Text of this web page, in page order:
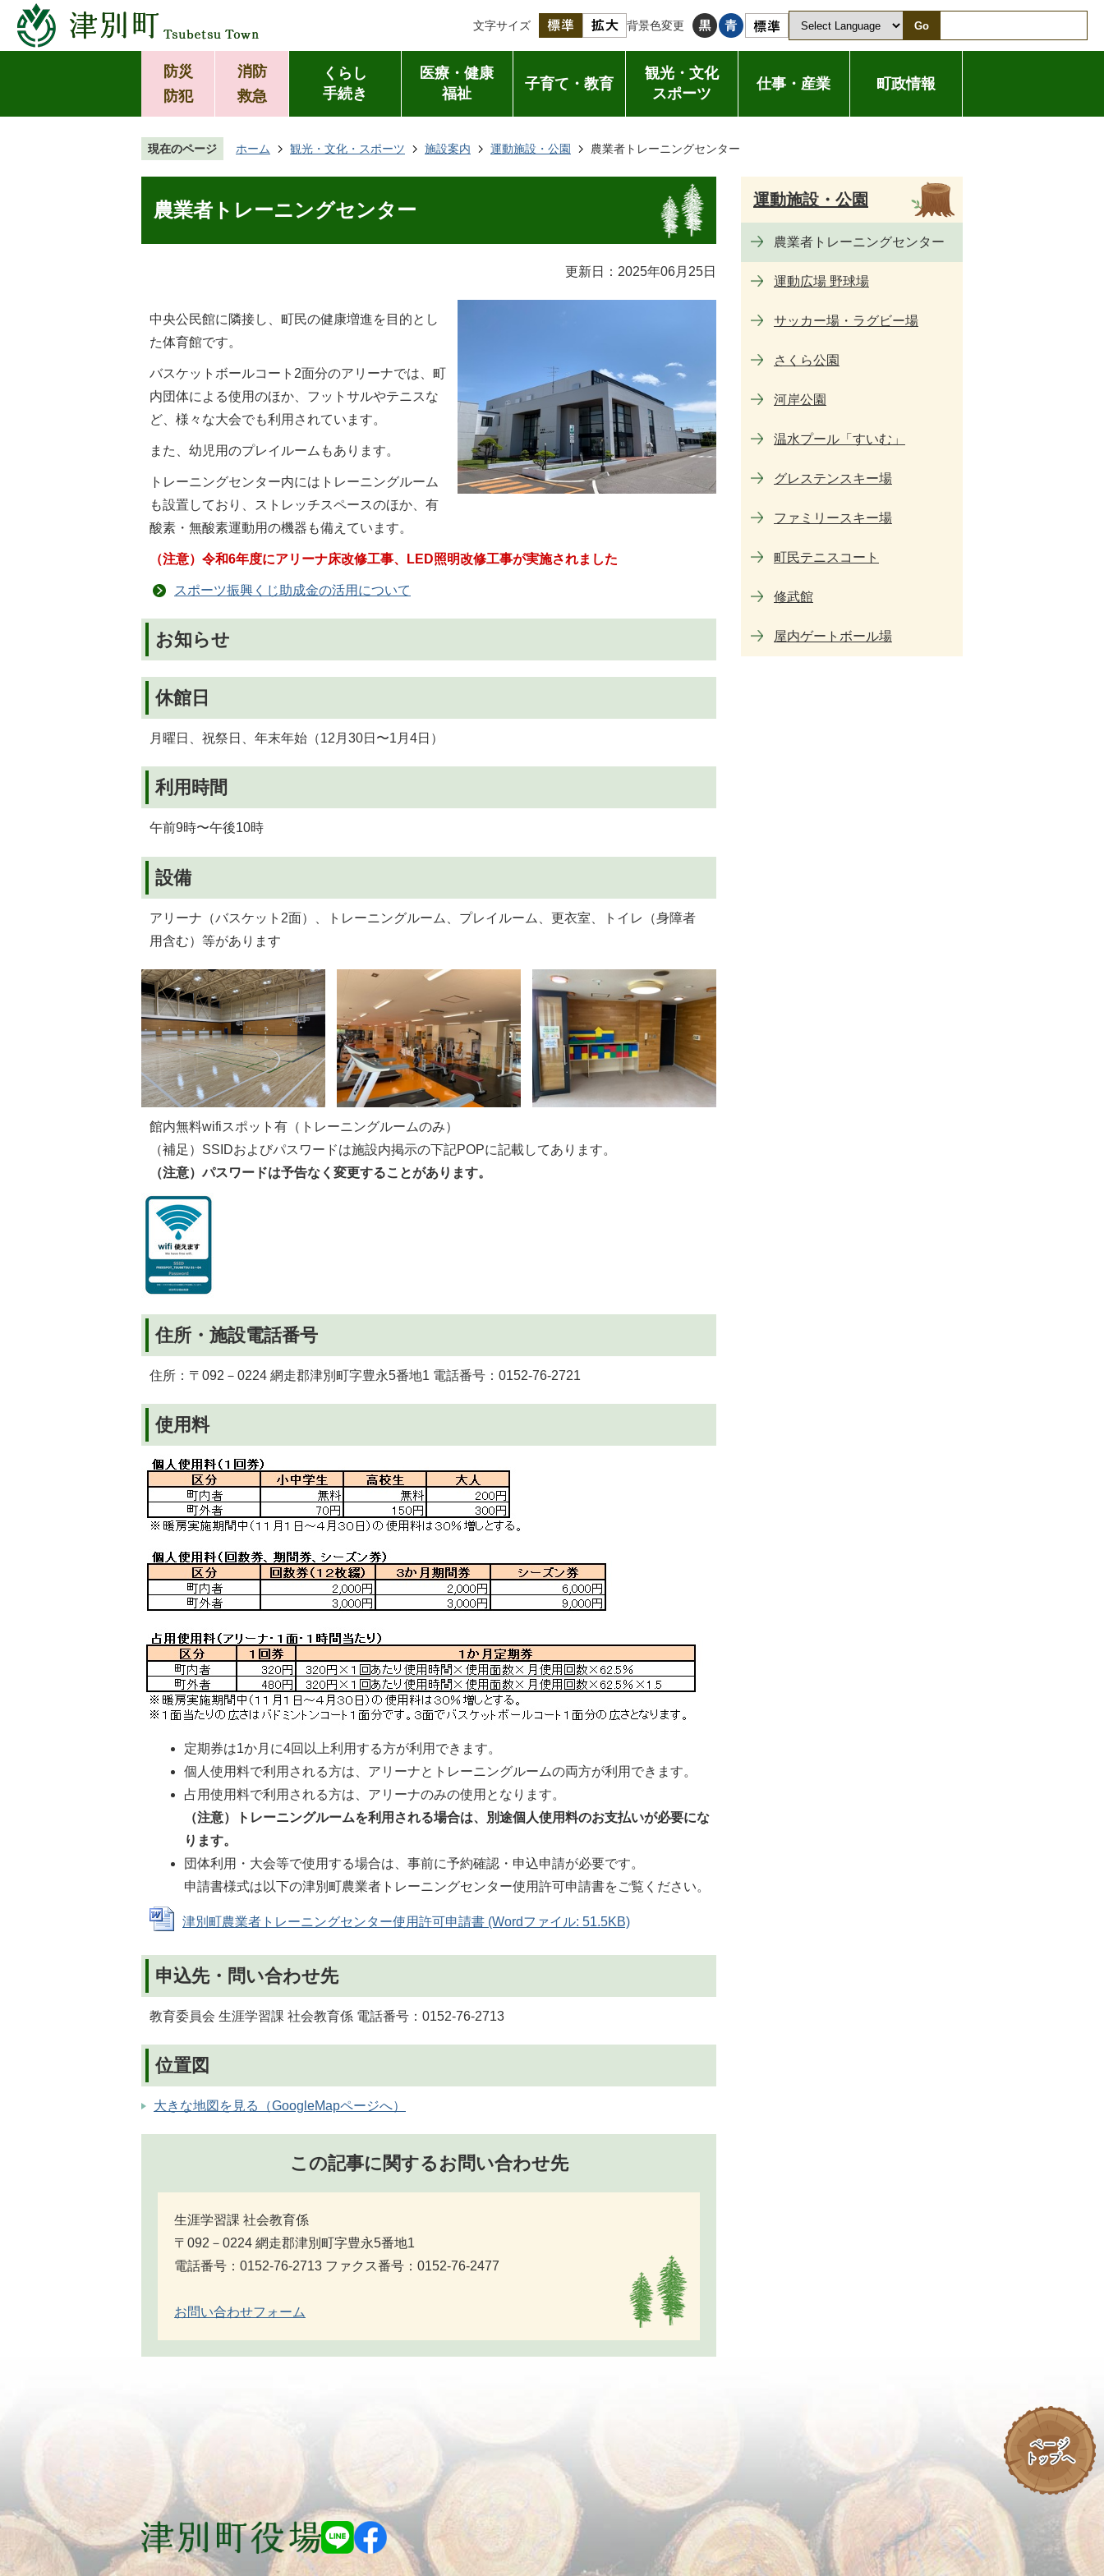
文字サイズ 背景色変更 Go
防災
防犯
消防
救急
くらし
手続き
医療・健康
福祉
子育て・教育
観光・文化
スポーツ
仕事・産業 町政情報
現在のページ ホーム 観光・文化・スポーツ 施設案内 運動施設・公園 農業者トレーニングセンター
農業者トレーニングセンター
更新日：2025年06月25日
中央公民館に隣接し、町民の健康増進を目的とし
た体育館です。
バスケットボールコート2面分のアリーナでは、町
内団体による使用のほか、フットサルやテニスな
ど、様々な大会でも利用されています。
また、幼児用のプレイルームもあります。
トレーニングセンター内にはトレーニングルーム
も設置しており、ストレッチスペースのほか、有
酸素・無酸素運動用の機器も備えています。
（注意）令和6年度にアリーナ床改修工事、LED照明改修工事が実施されました
スポーツ振興くじ助成金の活用について
お知らせ
休館日
月曜日、祝祭日、年末年始（12月30日〜1月4日）
利用時間
午前9時〜午後10時
設備
アリーナ（バスケット2面）、トレーニングルーム、プレイルーム、更衣室、トイレ（身障者
用含む）等があります
館内無料wifiスポット有（トレーニングルームのみ）
（補足）SSIDおよびパスワードは施設内掲示の下記POPに記載してあります。
（注意）パスワードは予告なく変更することがあります。
住所・施設電話番号
住所：〒092－0224 網走郡津別町字豊永5番地1 電話番号：0152-76-2721
使用料
定期券は1か月に4回以上利用する方が利用できます。
個人使用料で利用される方は、アリーナとトレーニングルームの両方が利用できます。
占用使用料で利用される方は、アリーナのみの使用となります。
（注意）トレーニングルームを利用される場合は、別途個人使用料のお支払いが必要にな
ります。
団体利用・大会等で使用する場合は、事前に予約確認・申込申請が必要です。
申請書様式は以下の津別町農業者トレーニングセンター使用許可申請書をご覧ください。
津別町農業者トレーニングセンター使用許可申請書 (Wordファイル: 51.5KB)
申込先・問い合わせ先
教育委員会 生涯学習課 社会教育係 電話番号：0152-76-2713
位置図
大きな地図を見る（GoogleMapページへ）
この記事に関するお問い合わせ先
生涯学習課 社会教育係
〒092－0224 網走郡津別町字豊永5番地1
電話番号：0152-76-2713 ファクス番号：0152-76-2477
お問い合わせフォーム
運動施設・公園
農業者トレーニングセンター
運動広場 野球場
サッカー場・ラグビー場
さくら公園
河岸公園
温水プール「すいむ」
グレステンスキー場
ファミリースキー場
町民テニスコート
修武館
屋内ゲートボール場